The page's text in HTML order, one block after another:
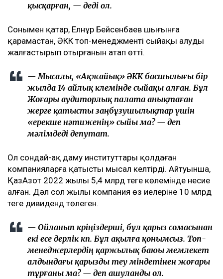
қысқарған, — деді ол.
Сонымен қатар, Елнұр Бейсенбаев шығынға
қарамастан, ӘКК топ-менеджменті сыйақы алуды
жалғастырып отырғанын атап өтті.
— Мысалы, «Ақжайық» ӘКК басшылығы бір
жылда 14 айлық көлемінде сыйақы алған. Бұл
Жоғары аудиторлық палата анықтаған
жерге қатысты заңбұзушылықтар үшін
«ерекше нәтиженің» сыйы ма? — деп
мәлімдеді депутат.
Ол сондай-ақ даму институттары қолдаған
компанияларға қатысты мысал келтірді. Айтуынша,
ҚазАзот 2022 жылы 5,4 млрд теңге көлемінде несие
алған. Дәл сол жылы компания өз иелеріне 10 млрд
теңге дивиденд төлеген.
— Ойланып көріңіздерші, бұл қарыз сомасынан
екі есе дерлік көп. Бұл ақылға қонымсыз. Топ-
менеджерлердің қаржылық баюы мемлекет
алдындағы қарызды өтеу міндетінен жоғары
тұрғаны ма? — деп ашуланды ол.